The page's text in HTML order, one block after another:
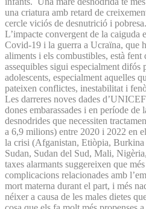
una criatura amb retard de
cercle viciós de desnutrició i pobresa.
L’impacte convergent de la caiguda
Covid-19 i la guerra a Ucraïna, que
aliments i els combustibles, està fent
assequibles sigui especialment difós
adolescents, especialment aquelles
pateixen conflictes, inestabilitat i
Les darreres noves dades
dones embarassades i en període de
desnodrides que necessiten
a 6,9 milions) entre 2020 i 2022 en
la crisi (Afganistan, Etiòpia,
Sudan, Sudan del Sud, Mali,
taxes alarmants suggereixen que
complicacions relacionades amb
mort materna durant el part, i més
néixer a causa de les males dietes